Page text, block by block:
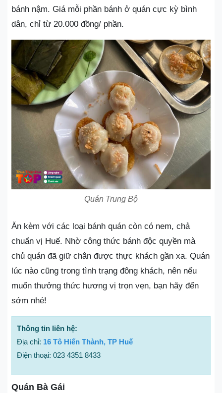
bánh nậm. Giá mỗi phần bánh ở quán cực kỳ bình
dân, chỉ từ 20.000 đồng/ phần.
Quán Trung Bộ
Ăn kèm với các loại bánh quán còn có nem, chả
chuẩn vị Huế. Nhờ công thức bánh độc quyền mà
chủ quán đã giữ chân được thực khách gần xa. Quán
lúc nào cũng trong tình trạng đông khách, nên nếu
muốn thưởng thức hương vị trọn vẹn, bạn hãy đến
sớm nhé!
Thông tin liên hệ:
Địa chỉ: 16 Tô Hiến Thành, TP Huế
Điện thoại: 023 4351 8433
Quán Bà Gái